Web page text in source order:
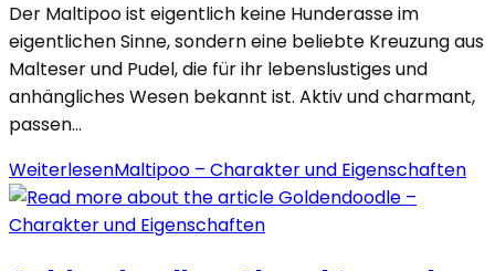
Der Maltipoo ist eigentlich keine Hunderasse im
eigentlichen Sinne, sondern eine beliebte Kreuzung aus
Malteser und Pudel, die für ihr lebenslustiges und
anhängliches Wesen bekannt ist. Aktiv und charmant,
passen…
WeiterlesenMaltipoo – Charakter und Eigenschaften